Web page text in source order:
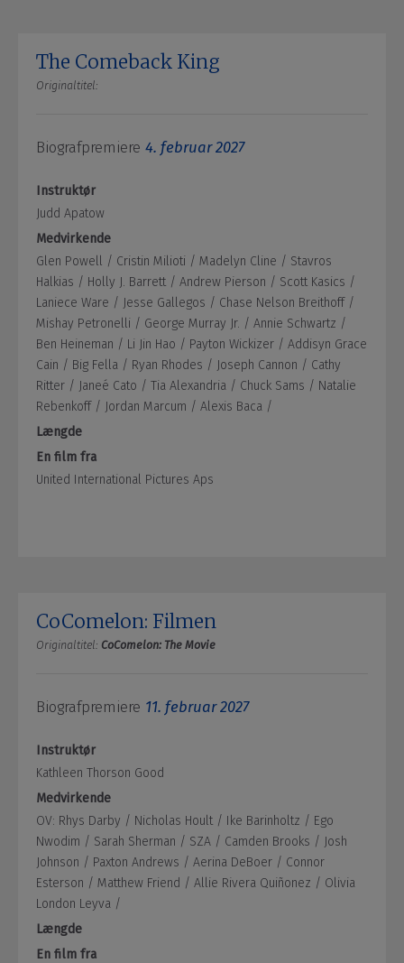
The Comeback King
Originaltitel:
Biografpremiere 4. februar 2027
Instruktør
Judd Apatow
Medvirkende
Glen Powell / Cristin Milioti / Madelyn Cline / Stavros
Halkias / Holly J. Barrett / Andrew Pierson / Scott Kasics /
Laniece Ware / Jesse Gallegos / Chase Nelson Breithoff /
Mishay Petronelli / George Murray Jr. / Annie Schwartz /
Ben Heineman / Li Jin Hao / Payton Wickizer / Addisyn Grace
Cain / Big Fella / Ryan Rhodes / Joseph Cannon / Cathy
Ritter / Janeé Cato / Tia Alexandria / Chuck Sams / Natalie
Rebenkoff / Jordan Marcum / Alexis Baca /
Længde
En film fra
United International Pictures Aps
CoComelon: Filmen
Originaltitel: CoComelon: The Movie
Biografpremiere 11. februar 2027
Instruktør
Kathleen Thorson Good
Medvirkende
OV: Rhys Darby / Nicholas Hoult / Ike Barinholtz / Ego
Nwodim / Sarah Sherman / SZA / Camden Brooks / Josh
Johnson / Paxton Andrews / Aerina DeBoer / Connor
Esterson / Matthew Friend / Allie Rivera Quiñonez / Olivia
London Leyva /
Længde
En film fra